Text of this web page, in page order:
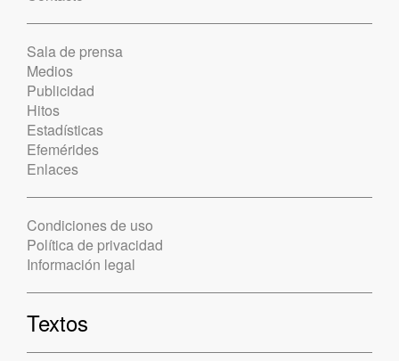
Sala de prensa
Medios
Publicidad
Hitos
Estadísticas
Efemérides
Enlaces
Condiciones de uso
Política de privacidad
Información legal
Textos